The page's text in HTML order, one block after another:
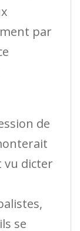
par
de
vu dicter
se